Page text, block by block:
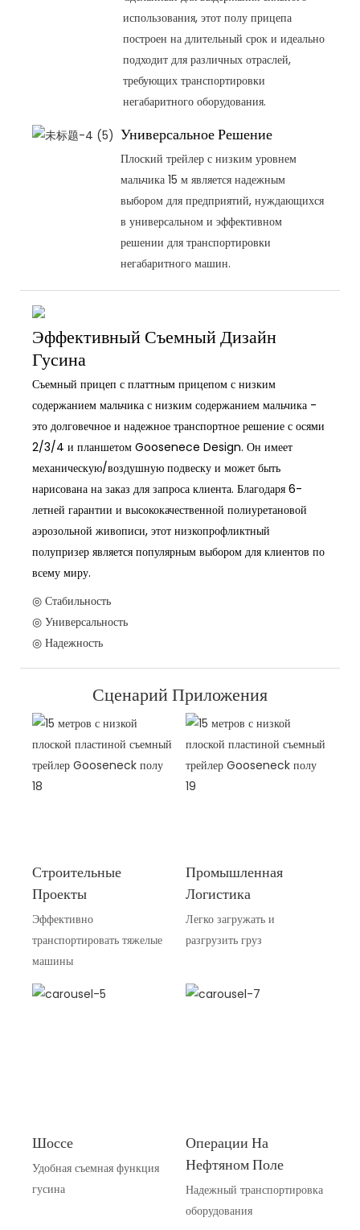
использования, этот полу прицепа
построен на длительный срок и идеально
подходит для различных отраслей,
требующих транспортировки
негабаритного оборудования.
Универсальное Решение
Плоский трейлер с низким уровнем
мальчика 15 м является надежным
выбором для предприятий, нуждающихся
в универсальном и эффективном
решении для транспортировки
негабаритного машин.
Эффективный Съемный Дизайн
Гусина
Съемный прицеп с платтным прицепом с низким
содержанием мальчика с низким содержанием мальчика -
это долговечное и надежное транспортное решение с осями
2/3/4 и планшетом Goosenece Design. Он имеет
механическую/воздушную подвеску и может быть
нарисована на заказ для запроса клиента. Благодаря 6-
летней гарантии и высококачественной полиуретановой
аэрозольной живописи, этот низкопрофликтный
полупризер является популярным выбором для клиентов по
всему миру.
◎ Стабильность
◎ Универсальность
◎ Надежность
Сценарий Приложения
Строительные
Проекты
Эффективно
транспортировать тяжелые
машины
Промышленная
Логистика
Легко загружать и
разгрузить груз
Шоссе
Удобная съемная функция
гусина
Операции На
Нефтяном Поле
Надежный транспортировка
оборудования